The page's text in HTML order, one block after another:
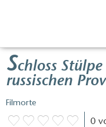
Schloss
russischen
Filmorte
0